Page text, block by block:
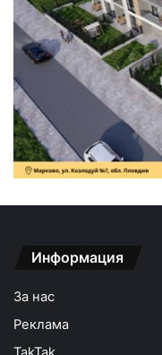
Информация
За нас
Реклама